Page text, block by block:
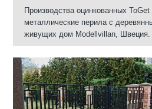
Производства оцинкованных
металлические перила с
живущих дом Modellvillan, Швеция.